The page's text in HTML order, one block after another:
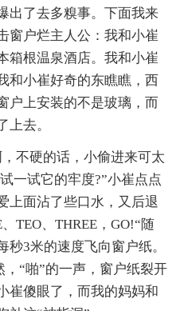
出了去多糗事。下面我来
窗户烂主人公：我和小崔
箱根温泉酒店。我和小崔
和小崔好奇的东瞧瞧，西
户上安装的不是玻璃，而
上去。
不硬的话，小偷进来可太
一试它的牢度?”小崔点点
上面沾了些口水，又后退
TEO、THREE，GO!“随
秒3米的速度飞向窗户纸。
“啪”的一声，窗户纸裂开
崔傻眼了，而我的妈妈和